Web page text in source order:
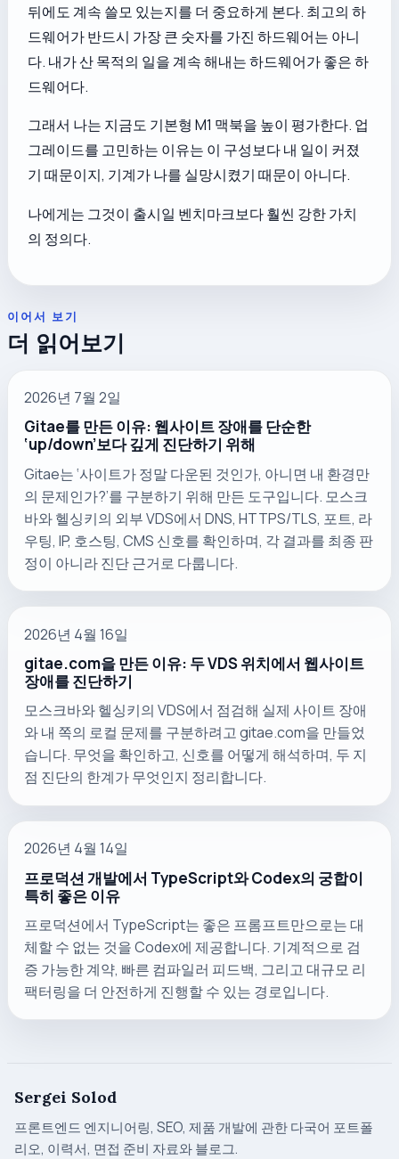
뒤에도 계속 쓸모 있는지를 더 중요하게 본다. 최고의 하
드웨어가 반드시 가장 큰 숫자를 가진 하드웨어는 아니
다. 내가 산 목적의 일을 계속 해내는 하드웨어가 좋은 하
드웨어다.
그래서 나는 지금도 기본형 M1 맥북을 높이 평가한다. 업
그레이드를 고민하는 이유는 이 구성보다 내 일이 커졌
기 때문이지, 기계가 나를 실망시켰기 때문이 아니다.
나에게는 그것이 출시일 벤치마크보다 훨씬 강한 가치
의 정의다.
이어서 보기
더 읽어보기
2026년 7월 2일
Gitae를 만든 이유: 웹사이트 장애를 단순한
‘up/down’보다 깊게 진단하기 위해
Gitae는 ‘사이트가 정말 다운된 것인가, 아니면 내 환경만
의 문제인가?’를 구분하기 위해 만든 도구입니다. 모스크
바와 헬싱키의 외부 VDS에서 DNS, HTTPS/TLS, 포트, 라
우팅, IP, 호스팅, CMS 신호를 확인하며, 각 결과를 최종 판
정이 아니라 진단 근거로 다룹니다.
2026년 4월 16일
gitae.com을 만든 이유: 두 VDS 위치에서 웹사이트
장애를 진단하기
모스크바와 헬싱키의 VDS에서 점검해 실제 사이트 장애
와 내 쪽의 로컬 문제를 구분하려고 gitae.com을 만들었
습니다. 무엇을 확인하고, 신호를 어떻게 해석하며, 두 지
점 진단의 한계가 무엇인지 정리합니다.
2026년 4월 14일
프로덕션 개발에서 TypeScript와 Codex의 궁합이
특히 좋은 이유
프로덕션에서 TypeScript는 좋은 프롬프트만으로는 대
체할 수 없는 것을 Codex에 제공합니다. 기계적으로 검
증 가능한 계약, 빠른 컴파일러 피드백, 그리고 대규모 리
팩터링을 더 안전하게 진행할 수 있는 경로입니다.
Sergei Solod
프론트엔드 엔지니어링, SEO, 제품 개발에 관한 다국어 포트폴
리오, 이력서, 면접 준비 자료와 블로그.